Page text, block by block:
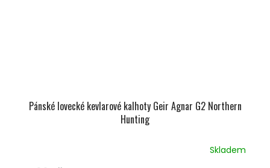
Pánské lovecké kevlarové kalhoty Geir Agnar G2 Northern
Hunting
Skladem